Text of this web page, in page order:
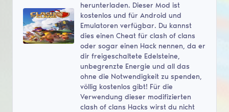
herunterladen. Dieser Mod ist
kostenlos und für Android und
Emulatoren verfügbar. Du kannst
dies einen Cheat für clash of clans
oder sogar einen Hack nennen, da er
dir freigeschaltete Edelsteine,
unbegrenzte Energie und all das
ohne die Notwendigkeit zu spenden,
völlig kostenlos gibt! Für die
Verwendung dieser modifizierten
clash of clans Hacks wirst du nicht